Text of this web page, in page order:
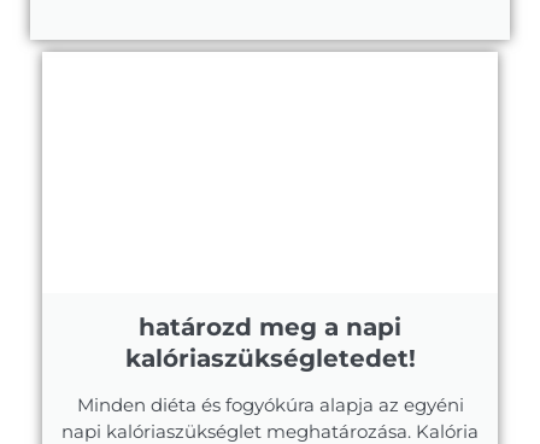
határozd meg a napi
kalóriaszükségletedet!
Minden diéta és fogyókúra alapja az egyéni
napi kalóriaszükséglet meghatározása. Kalória